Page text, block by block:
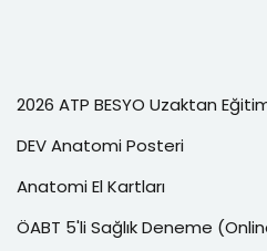
2026 ATP BESYO Uzaktan
DEV Anatomi Posteri
Anatomi El Kartları
ÖABT 5'li Sağlık Deneme